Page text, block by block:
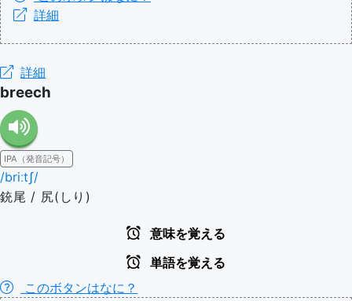
詳細
詳細
breech
IPA（発音記号）
/briːtʃ/
銃尾 / 尻(しり)
意味を覚える
単語を覚える
このボタンはなに？